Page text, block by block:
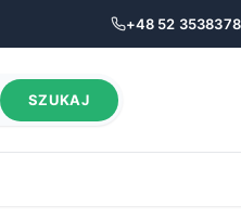
+48 52 3538378
SZUKAJ